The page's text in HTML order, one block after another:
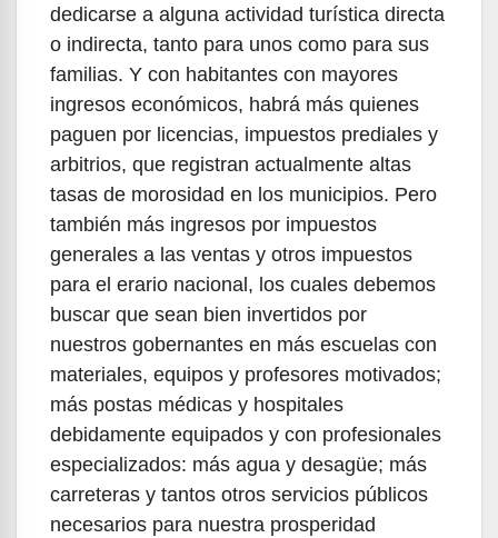
dedicarse a alguna actividad turística directa
o indirecta, tanto para unos como para sus
familias. Y con habitantes con mayores
ingresos económicos, habrá más quienes
paguen por licencias, impuestos prediales y
arbitrios, que registran actualmente altas
tasas de morosidad en los municipios. Pero
también más ingresos por impuestos
generales a las ventas y otros impuestos
para el erario nacional, los cuales debemos
buscar que sean bien invertidos por
nuestros gobernantes en más escuelas con
materiales, equipos y profesores motivados;
más postas médicas y hospitales
debidamente equipados y con profesionales
especializados: más agua y desagüe; más
carreteras y tantos otros servicios públicos
necesarios para nuestra prosperidad